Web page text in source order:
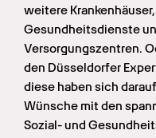
weitere
Gesundheitsdienste
Versorgungszentren.
den Düsseldorfer
diese haben sich
Wünsche mit den
Sozial- und